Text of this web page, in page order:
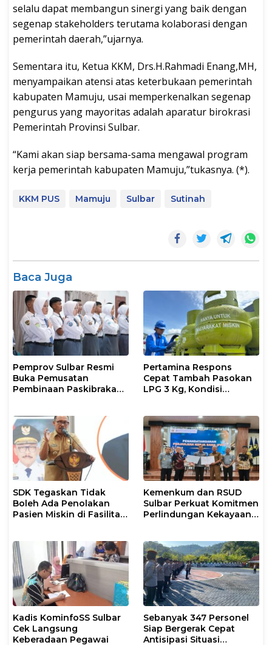
selalu dapat membangun sinergi yang baik dengan
segenap stakeholders terutama kolaborasi dengan
pemerintah daerah,”ujarnya.
Sementara itu, Ketua KKM, Drs.H.Rahmadi Enang,MH,
menyampaikan atensi atas keterbukaan pemerintah
kabupaten Mamuju, usai memperkenalkan segenap
pengurus yang mayoritas adalah aparatur birokrasi
Pemerintah Provinsi Sulbar.
“Kami akan siap bersama-sama mengawal program
kerja pemerintah kabupaten Mamuju,”tukasnya. (*).
KKM PUS Mamuju Sulbar Sutinah
Baca Juga
Pemprov Sulbar Resmi
Buka Pemusatan
Pembinaan Paskibraka
Pertamina Respons
Cepat Tambah Pasokan
LPG 3 Kg, Kondisi
SDK Tegaskan Tidak
Boleh Ada Penolakan
Pasien Miskin di Fasilitas
Kemenkum dan RSUD
Sulbar Perkuat Komitmen
Perlindungan Kekayaan
Kadis KominfoSS Sulbar
Cek Langsung
Keberadaan Pegawai
Sebanyak 347 Personel
Siap Bergerak Cepat
Antisipasi Situasi